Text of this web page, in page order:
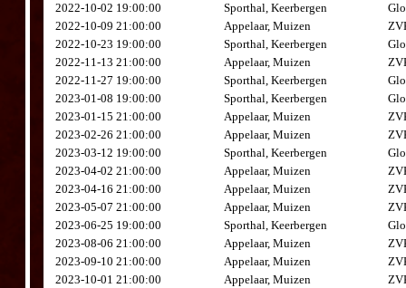
2022-10-02 19:00:00
Sporthal, Keerbergen
2022-10-09 21:00:00
Appelaar, Muizen
2022-10-23 19:00:00
Sporthal, Keerbergen
2022-11-13 21:00:00
Appelaar, Muizen
2022-11-27 19:00:00
Sporthal, Keerbergen
2023-01-08 19:00:00
Sporthal, Keerbergen
2023-01-15 21:00:00
Appelaar, Muizen
2023-02-26 21:00:00
Appelaar, Muizen
2023-03-12 19:00:00
Sporthal, Keerbergen
2023-04-02 21:00:00
Appelaar, Muizen
2023-04-16 21:00:00
Appelaar, Muizen
2023-05-07 21:00:00
Appelaar, Muizen
2023-06-25 19:00:00
Sporthal, Keerbergen
2023-08-06 21:00:00
Appelaar, Muizen
2023-09-10 21:00:00
Appelaar, Muizen
2023-10-01 21:00:00
Appelaar, Muizen